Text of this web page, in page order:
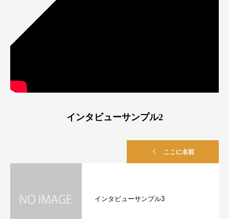
インタビューサンプル2
ここに名前
インタビューサンプル3